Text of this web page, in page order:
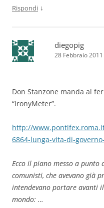
Rispondi ↓
diegopig
28 Febbraio
Don Stanzone manda al
“IronyMeter”.
http://
6864-lunga-vita-di-
Ecco il piano messo a
comunisti, che avevano già
intendevano portare avanti
mondo: …